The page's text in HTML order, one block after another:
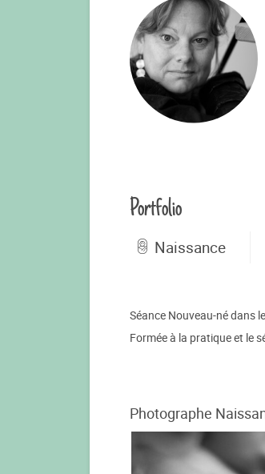
Portfolio
Naissance
Séance Nouveau-né dans
Formée à la pratique et le
Photographe